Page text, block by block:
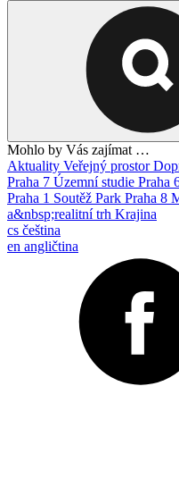
Mohlo by Vás zajímat …
Aktuality Veřejný prostor
Praha 7 Územní studie Praha
Praha 1 Soutěž Park Praha 8
a&nbsp;realitní trh Krajina
cs čeština
en angličtina